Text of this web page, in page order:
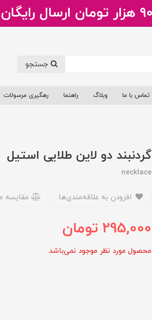
.
تماس با ما وبلاگ راهنما رهگیری مرسولات
گردنبند دو لاین طلایی استیل
necklace
مقایسه
295,000 تومان
محصول مورد نظر موجود نمی‌باشد.